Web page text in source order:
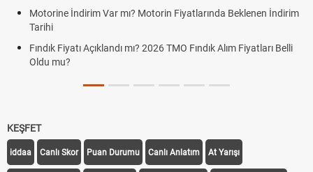
Motorine İndirim Var mı? Motorin Fiyatlarında Beklenen İndirim
Tarihi
Fındık Fiyatı Açıklandı mı? 2026 TMO Fındık Alım Fiyatları Belli
Oldu mu?
KEŞFET
iddaa Canlı Skor Puan Durumu Canlı Anlatım At Yarışı